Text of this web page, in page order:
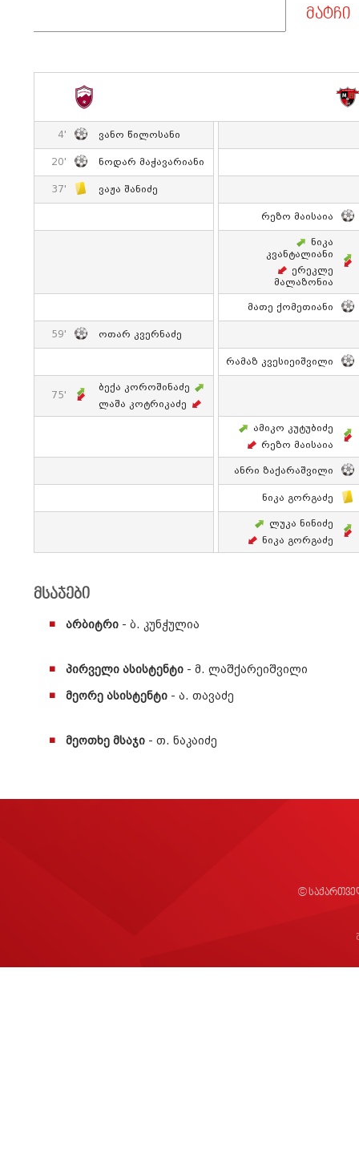
მატჩი
4' Ვანო Წილოსანი
20' Ნოდარ Მაჭავარიანი
37' Ვაჟა Შანიძე
Რეზო Მაისაია
Ნიკა
Კვანტალიანი
Ერეკლე
Მალაზონია
Მათე Ქომეთიანი
59' Ოთარ Კვერნაძე
Რამაზ Კვესიეიშვილი
75'
Ბექა Კოროშინაძე
Ლაშა Კოტრიკაძე
Ამიკო Კუტუბიძე
Რეზო Მაისაია
Ანრი Ზაქარაშვილი
Ნიკა Გორგაძე
Ლუკა Ნინიძე
Ნიკა Გორგაძე
მსაჯები
არბიტრი - ბ. კუნჭულია
პირველი ასისტენტი - მ. ლაშქარეიშვილი
მეორე ასისტენტი - ა. თავაძე
მეოთხე მსაჯი - თ. ნაკაიძე
©